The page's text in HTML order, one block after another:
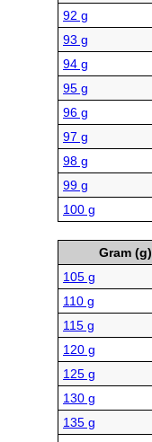
92 g
93 g
94 g
95 g
96 g
97 g
98 g
99 g
100 g
Gram (g)
105 g
110 g
115 g
120 g
125 g
130 g
135 g